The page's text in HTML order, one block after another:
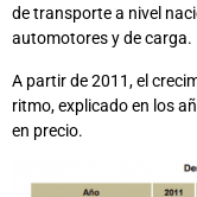
de transporte a nivel
automotores y de carga.
A partir de 2011, el
ritmo, explicado en los
en precio.